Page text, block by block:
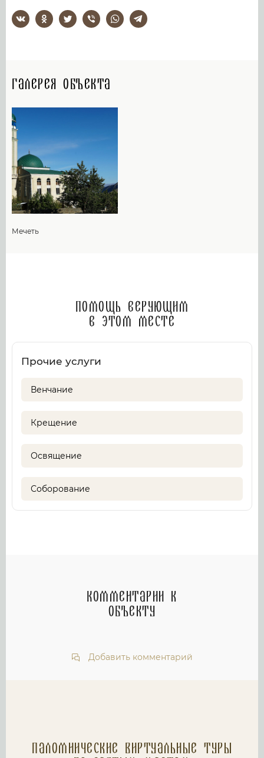
Галерея объекта
Мечеть
Помощь верующим
в этом месте
Прочие услуги
Венчание
Крещение
Освящение
Соборование
Комментарии к
объекту
Добавить комментарий
Паломнические Виртуальные туры